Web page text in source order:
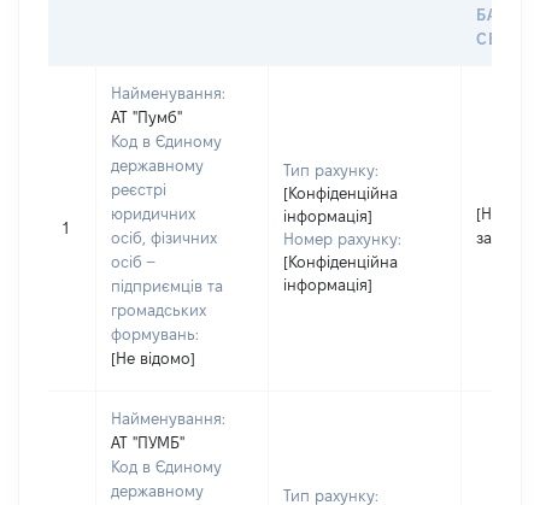
СЕЙФУ
1
Найменування:
АТ "Пумб"
Код в Єдиному
державному
реєстрі
юридичних
осіб, фізичних
осіб –
підприємців та
громадських
формувань:
[Не відомо]
Тип рахунку:
[Конфіденційна
інформація]
Номер рахунку:
[Конфіденційна
інформація]
[Не
Найменування:
АТ "ПУМБ"
Код в Єдиному
державному
Тип рахунку: